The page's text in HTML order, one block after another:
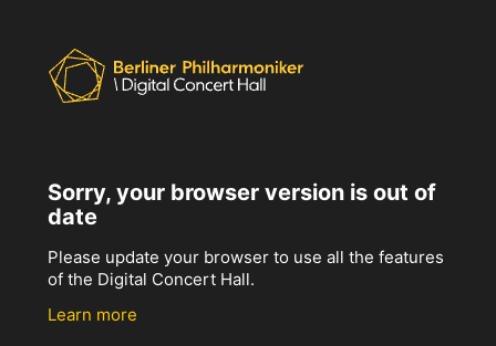
Sorry, your browser version is out of
date
Please update your browser to use all the features
of the Digital Concert Hall.
Learn more